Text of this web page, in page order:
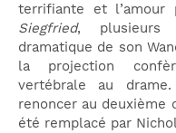
terrifiante et l’amour
Siegfried, plusieurs
dramatique de son
la projection
vertébrale au
renoncer au deuxième
été remplacé par